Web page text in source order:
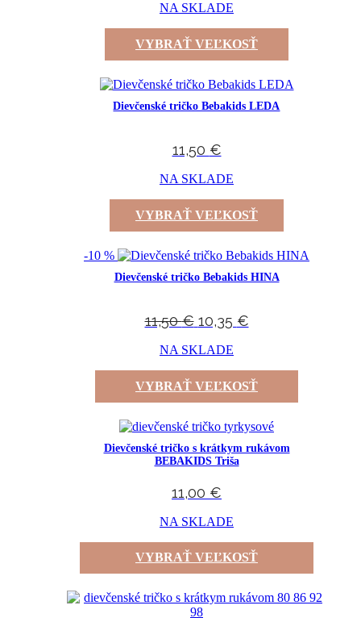
NA SKLADE
VYBRAŤ VEĽKOSŤ
Dievčenské tričko Bebakids LEDA
11,50 €
NA SKLADE
VYBRAŤ VEĽKOSŤ
-10 %
Dievčenské tričko Bebakids HINA
11,50€ 10,35 €
NA SKLADE
VYBRAŤ VEĽKOSŤ
Dievčenské tričko s krátkym rukávom
BEBAKIDS Triša
11,00 €
NA SKLADE
VYBRAŤ VEĽKOSŤ